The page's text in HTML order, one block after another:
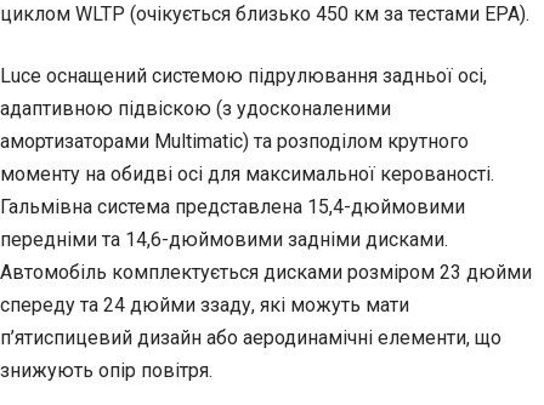
циклом WLTP (очікується близько 450 км за тестами EPA).
Luce оснащений системою підрулювання задньої осі,
адаптивною підвіскою (з удосконаленими
амортизаторами Multimatic) та розподілом крутного
моменту на обидві осі для максимальної керованості.
Гальмівна система представлена 15,4-дюймовими
передніми та 14,6-дюймовими задніми дисками.
Автомобіль комплектується дисками розміром 23 дюйми
спереду та 24 дюйми ззаду, які можуть мати
п’ятиспицевий дизайн або аеродинамічні елементи, що
знижують опір повітря.